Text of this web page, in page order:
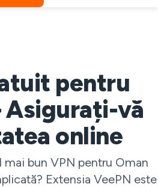
pentru
vă
online
bun VPN pentru Oman
Extensia VeePN este